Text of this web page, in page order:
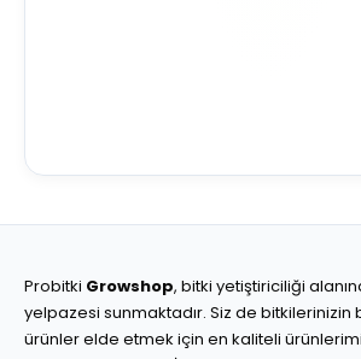
Probitki Growshop, bitki yetiştiriciliği
yelpazesi sunmaktadır. Siz de bitkilerinizin
ürünler elde etmek için en kaliteli